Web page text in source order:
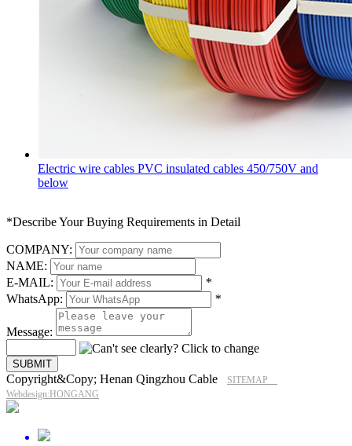
Electric wire cables PVC insulated cables 450/750V and
below
*Describe Your Buying Requirements in Detail
COMPANY:
NAME:
E-MAIL:
*
WhatsApp:
*
Message:
Copyright&Copy; Henan Qingzhou Cable
SITEMAP
Webdesign:HONGANG